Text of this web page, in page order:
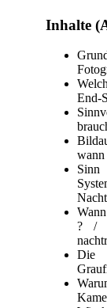
Inhalte
End-
wann
Sinn
? /
Die